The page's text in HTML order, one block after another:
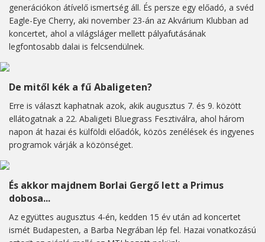
generációkon átívelő ismertség áll. És persze egy előadó, a svéd
Eagle-Eye Cherry, aki november 23-án az Akvárium Klubban ad
koncertet, ahol a világsláger mellett pályafutásának
legfontosabb dalai is felcsendülnek.
De mitől kék a fű Abaligeten?
Erre is választ kaphatnak azok, akik augusztus 7. és 9. között
ellátogatnak a 22. Abaligeti Bluegrass Fesztiválra, ahol három
napon át hazai és külföldi előadók, közös zenélések és ingyenes
programok várják a közönséget.
És akkor majdnem Borlai Gergő lett a Primus
dobosa...
Az együttes augusztus 4-én, kedden 15 év után ad koncertet
ismét Budapesten, a Barba Negrában lép fel. Hazai vonatkozású